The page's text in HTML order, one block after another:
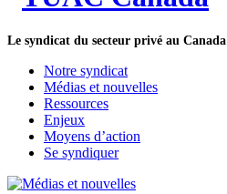
Le syndicat du secteur privé au Canada
Notre syndicat
Médias et nouvelles
Ressources
Enjeux
Moyens d’action
Se syndiquer